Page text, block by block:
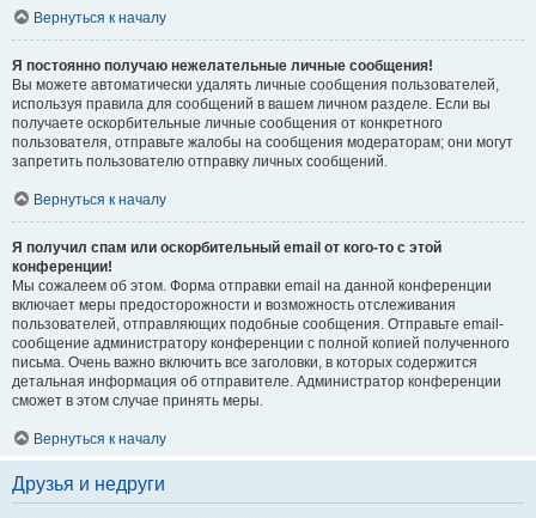
Вернуться к началу
Я постоянно получаю нежелательные личные сообщения!
Вы можете автоматически удалять личные сообщения пользователей,
используя правила для сообщений в вашем личном разделе. Если вы
получаете оскорбительные личные сообщения от конкретного
пользователя, отправьте жалобы на сообщения модераторам; они могут
запретить пользователю отправку личных сообщений.
Вернуться к началу
Я получил спам или оскорбительный email от кого-то с этой
конференции!
Мы сожалеем об этом. Форма отправки email на данной конференции
включает меры предосторожности и возможность отслеживания
пользователей, отправляющих подобные сообщения. Отправьте email-
сообщение администратору конференции с полной копией полученного
письма. Очень важно включить все заголовки, в которых содержится
детальная информация об отправителе. Администратор конференции
сможет в этом случае принять меры.
Вернуться к началу
Друзья и недруги